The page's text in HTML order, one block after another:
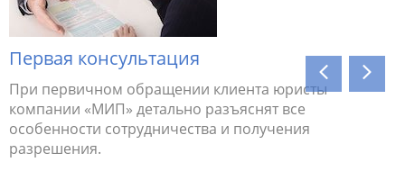
Первая консультация
При первичном обращении клиента юристы
компании «МИП» детально разъяснят все
особенности сотрудничества и получения
разрешения.
Юристы